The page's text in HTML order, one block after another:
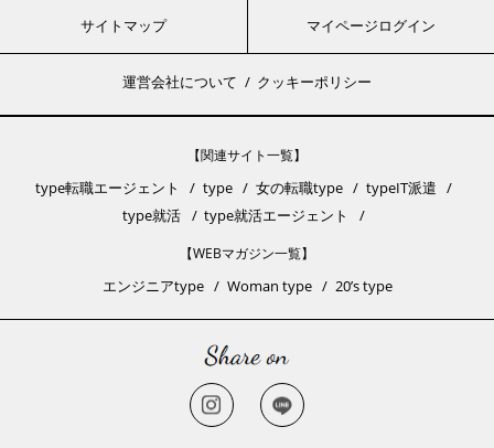
サイトマップ マイページログイン
運営会社について クッキーポリシー
【関連サイト一覧】
type転職エージェント type 女の転職type
typeIT派遣
type就活
type就活エージェント
【WEBマガジン一覧】
エンジニアtype Woman type 20’s type